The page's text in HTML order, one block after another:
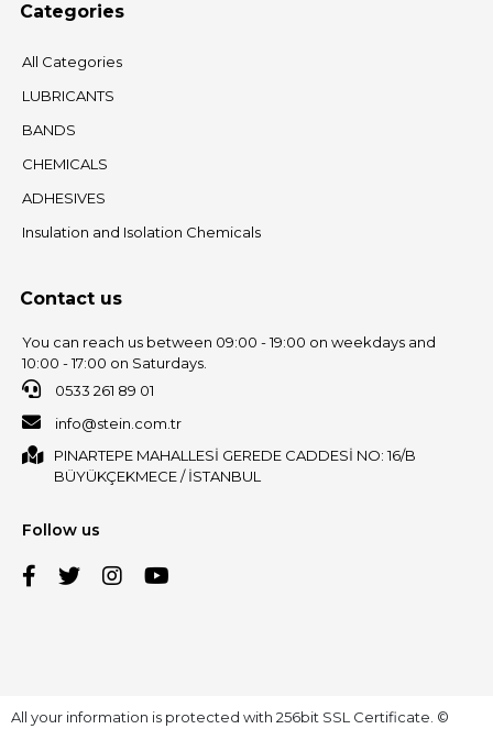
Categories
All Categories
LUBRICANTS
BANDS
CHEMICALS
ADHESIVES
Insulation and Isolation Chemicals
Contact us
You can reach us between 09:00 - 19:00 on weekdays and
10:00 - 17:00 on Saturdays.
0533 261 89 01
info@stein.com.tr
PINARTEPE MAHALLESİ GEREDE CADDESİ NO: 16/B
BÜYÜKÇEKMECE / İSTANBUL
Follow us
All your information is protected with 256bit SSL Certificate. ©